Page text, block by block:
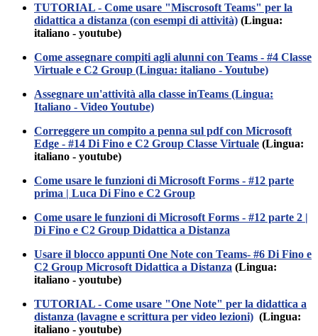
TUTORIAL - Come usare "Miscrosoft Teams" per la
didattica a distanza (con esempi di attività) (Lingua:
italiano - youtube)
Come assegnare compiti agli alunni con Teams - #4 Classe
Virtuale e C2 Group (Lingua: italiano - Youtube)
Assegnare un'attività alla classe inTeams (Lingua:
Italiano - Video Youtube)
Correggere un compito a penna sul pdf con Microsoft
Edge - #14 Di Fino e C2 Group Classe Virtuale (Lingua:
italiano - youtube)
Come usare le funzioni di Microsoft Forms - #12 parte
prima | Luca Di Fino e C2 Group
Come usare le funzioni di Microsoft Forms - #12 parte 2 |
Di Fino e C2 Group Didattica a Distanza
Usare il blocco appunti One Note con Teams- #6 Di Fino e
C2 Group Microsoft Didattica a Distanza (Lingua:
italiano - youtube)
TUTORIAL - Come usare "One Note" per la didattica a
distanza (lavagne e scrittura per video lezioni) (Lingua:
italiano - youtube)